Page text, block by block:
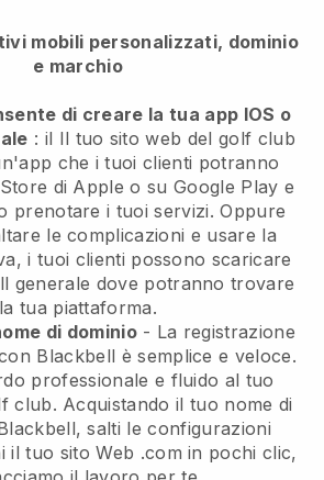
mobili personalizzati, dominio
e marchio
di creare la tua app IOS o
: il Il tuo sito web del golf club
che i tuoi clienti potranno
di Apple o su Google Play e
prenotare i tuoi servizi. Oppure
le complicazioni e usare la
i tuoi clienti possono scaricare
generale dove potranno trovare
la tua piattaforma.
di dominio- La registrazione
Blackbell è semplice e veloce.
professionale e fluido al tuo
club. Acquistando il tuo nome di
salti le configurazioni
il tuo sito Web .com in pochi clic,